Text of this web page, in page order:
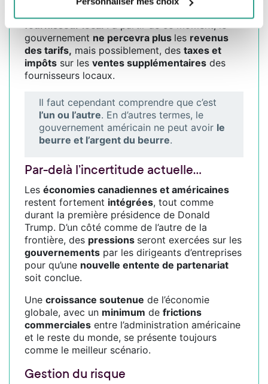
fournisseur local: à partir de ce moment, le
gouvernement ne percevra plus les revenus
des tarifs, mais possiblement, des taxes et
impôts sur les ventes supplémentaires des
fournisseurs locaux.
Il faut cependant comprendre que c’est
l’un ou l’autre. En d’autres termes, le
gouvernement américain ne peut avoir le
beurre et l’argent du beurre.
Par-delà l’incertitude actuelle…
Les économies canadiennes et américaines
restent fortement intégrées, tout comme
durant la première présidence de Donald
Trump. D’un côté comme de l’autre de la
frontière, des pressions seront exercées sur les
gouvernements par les dirigeants d’entreprises
pour qu’une nouvelle entente de partenariat
soit conclue.
Une croissance soutenue de l’économie
globale, avec un minimum de frictions
commerciales entre l’administration américaine
et le reste du monde, se présente toujours
comme le meilleur scénario.
Gestion du risque